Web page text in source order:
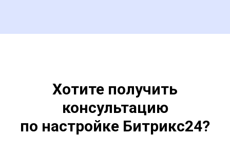
Хотите получить
консультацию
по настройке Битрикс24?